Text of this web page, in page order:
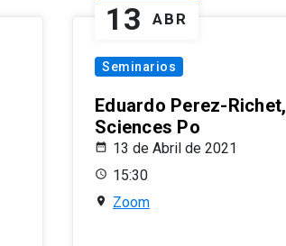
13 ABR
Seminarios
Eduardo Perez-Richet,
Sciences Po
13 de Abril de 2021
15:30
Zoom